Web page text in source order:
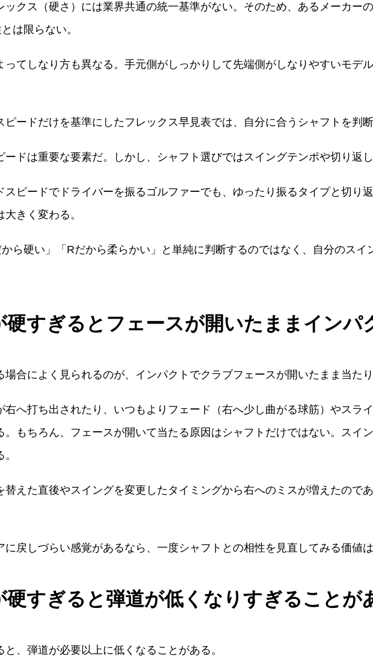
ックス（硬さ）には業界共通の統一基準がない。そのため、あるメーカー
は限らない。
ってしなり方も異なる。手元側がしっかりして先端側がしなりやすいモデ
ピードだけを基準にしたフレックス早見表では、自分に合うシャフトを判断
ードは重要な要素だ。しかし、シャフト選びではスイングテンポや切り返
スピードでドライバーを振るゴルファーでも、ゆったり振るタイプと切り
きく変わる。
ら硬い」「Rだから柔らかい」と単純に判断するのではなく、自分のス
硬すぎるとフェースが開いたままインパ
場合によく見られるのが、インパクトでクラブフェースが開いたまま当た
右へ打ち出されたり、いつもよりフェード（右へ少し曲がる球筋）やスラ
。もちろん、フェースが開いて当たる原因はシャフトだけではない。スイ
替えた直後やスイングを変更したタイミングから右へのミスが増えたので
に戻しづらい感覚があるなら、一度シャフトとの相性を見直してみる価値は
硬すぎると弾道が低くなりすぎることが
と、弾道が必要以上に低くなることがある。